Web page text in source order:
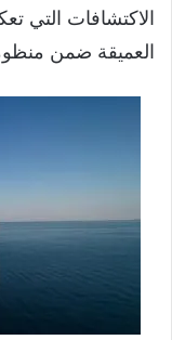
الاكتشافات التي
العميقة ضمن